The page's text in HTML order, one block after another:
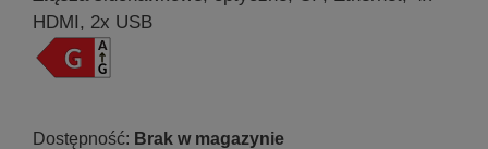
HDMI, 2x USB
Brak w magazynie